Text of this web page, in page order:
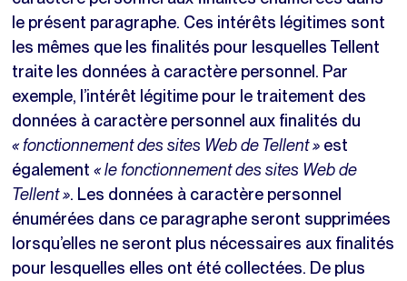
le présent paragraphe. Ces intérêts légitimes sont
les mêmes que les finalités pour lesquelles Tellent
traite les données à caractère personnel. Par
exemple, l’intérêt légitime pour le traitement des
données à caractère personnel aux finalités du
« fonctionnement des sites Web de Tellent » est
également« le fonctionnement des sites Web de
Tellent ». Les données à caractère personnel
énumérées dans ce paragraphe seront supprimées
lorsqu’elles ne seront plus nécessaires aux finalités
pour lesquelles elles ont été collectées. De plus